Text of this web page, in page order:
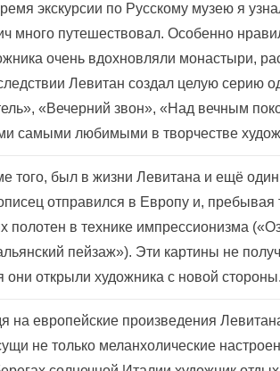
экскурсии по Русскому музею я
много путешествовал. Особенно
очень вдохновляли монастыри,
Левитан создал целую серию
«Вечерний звон», «Над вечным
самыми любимыми в творчестве
того, был в жизни Левитана и ещё
отправился в Европу и, пребывая
полотен в технике импрессионизма
пейзаж»). Эти картины не
они открыли художника с новой стороны.
на европейские произведения
не только меланхолические